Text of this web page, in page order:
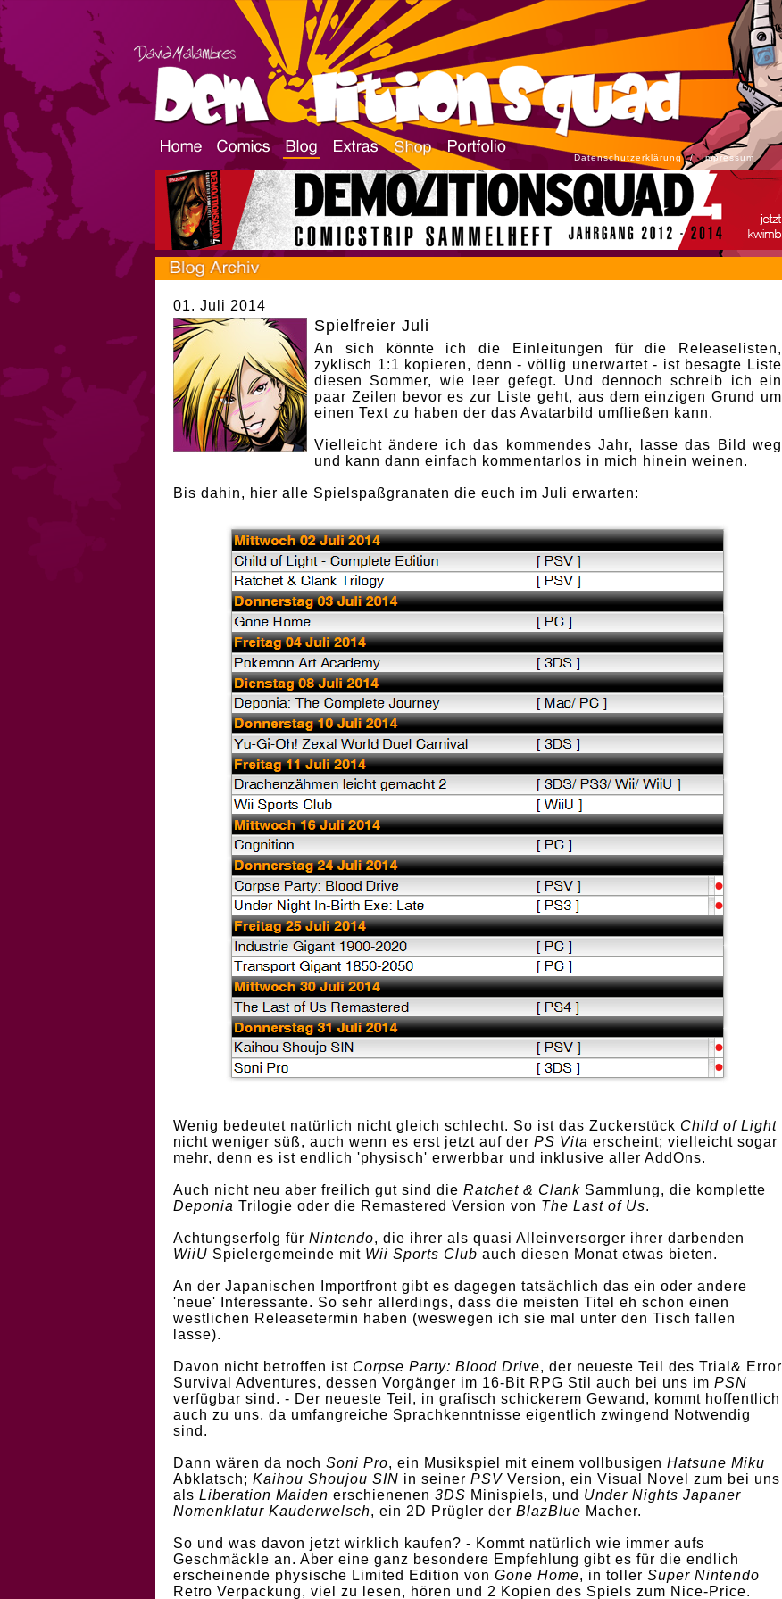
Datenschutzerklärung / Impressum
01. Juli 2014
Spielfreier Juli
An sich könnte ich die Einleitungen für die Releaselisten,
zyklisch 1:1 kopieren, denn - völlig unerwartet - ist besagte Liste
diesen Sommer, wie leer gefegt. Und dennoch schreib ich ein
paar Zeilen bevor es zur Liste geht, aus dem einzigen Grund um
einen Text zu haben der das Avatarbild umfließen kann.
Vielleicht ändere ich das kommendes Jahr, lasse das Bild weg
und kann dann einfach kommentarlos in mich hinein weinen.
Bis dahin, hier alle Spielspaßgranaten die euch im Juli erwarten:
Wenig bedeutet natürlich nicht gleich schlecht. So ist das Zuckerstück Child of Light
nicht weniger süß, auch wenn es erst jetzt auf der PS Vita erscheint; vielleicht sogar
mehr, denn es ist endlich 'physisch' erwerbbar und inklusive aller AddOns.
Auch nicht neu aber freilich gut sind die Ratchet & Clank Sammlung, die komplette
Deponia Trilogie oder die Remastered Version von The Last of Us.
Achtungserfolg für Nintendo, die ihrer als quasi Alleinversorger ihrer darbenden
WiiU Spielergemeinde mit Wii Sports Club auch diesen Monat etwas bieten.
An der Japanischen Importfront gibt es dagegen tatsächlich das ein oder andere
'neue' Interessante. So sehr allerdings, dass die meisten Titel eh schon einen
westlichen Releasetermin haben (weswegen ich sie mal unter den Tisch fallen
lasse).
Davon nicht betroffen ist Corpse Party: Blood Drive, der neueste Teil des Trial& Error
Survival Adventures, dessen Vorgänger im 16-Bit RPG Stil auch bei uns im PSN
verfügbar sind. - Der neueste Teil, in grafisch schickerem Gewand, kommt hoffentlich
auch zu uns, da umfangreiche Sprachkenntnisse eigentlich zwingend Notwendig
sind.
Dann wären da noch Soni Pro, ein Musikspiel mit einem vollbusigen Hatsune Miku
Abklatsch; Kaihou Shoujou SIN in seiner PSV Version, ein Visual Novel zum bei uns
als Liberation Maiden erschienenen 3DS Minispiels, und Under Nights Japaner
Nomenklatur Kauderwelsch, ein 2D Prügler der BlazBlue Macher.
So und was davon jetzt wirklich kaufen? - Kommt natürlich wie immer aufs
Geschmäckle an. Aber eine ganz besondere Empfehlung gibt es für die endlich
erscheinende physische Limited Edition von Gone Home, in toller Super Nintendo
Retro Verpackung, viel zu lesen, hören und 2 Kopien des Spiels zum Nice-Price.